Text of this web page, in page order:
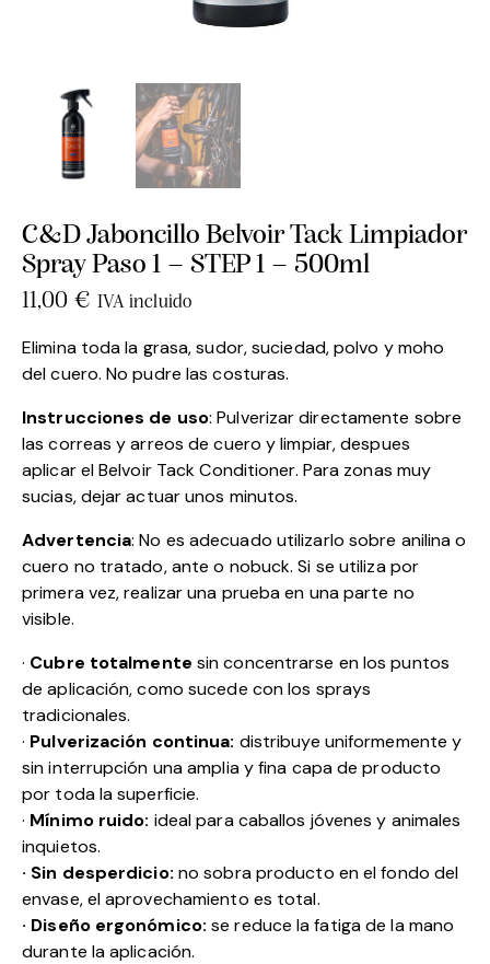
C&D Jaboncillo Belvoir Tack Limpiador
Spray Paso 1 – STEP 1 – 500ml
11,00 € IVA incluido
Elimina toda la grasa, sudor, suciedad, polvo y moho
del cuero. No pudre las costuras.
Instrucciones de uso: Pulverizar directamente sobre
las correas y arreos de cuero y limpiar, despues
aplicar el Belvoir Tack Conditioner. Para zonas muy
sucias, dejar actuar unos minutos.
Advertencia: No es adecuado utilizarlo sobre anilina o
cuero no tratado, ante o nobuck. Si se utiliza por
primera vez, realizar una prueba en una parte no
visible.
· Cubre totalmente sin concentrarse en los puntos
de aplicación, como sucede con los sprays
tradicionales.
· Pulverización continua: distribuye uniformemente y
sin interrupción una amplia y fina capa de producto
por toda la superficie.
· Mínimo ruido: ideal para caballos jóvenes y animales
inquietos.
· Sin desperdicio: no sobra producto en el fondo del
envase, el aprovechamiento es total.
· Diseño ergonómico: se reduce la fatiga de la mano
durante la aplicación.